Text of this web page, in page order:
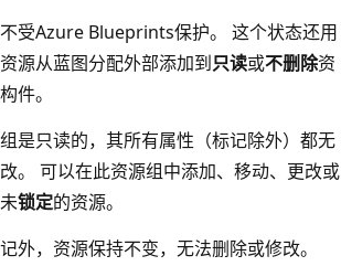
受Azure Blueprints保护。 这个状态还用
源从蓝图分配外部添加到只读或不删除资
件。
是只读的，其所有属性（标记除外）都无
。 可以在此资源组中添加、移动、更改或
锁定的资源。
外，资源保持不变，无法删除或修改。